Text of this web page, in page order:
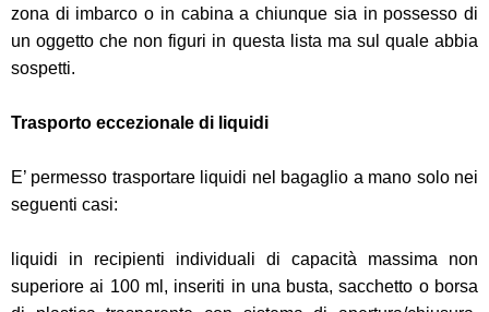
zona di imbarco o in cabina a chiunque sia in possesso di
un oggetto che non figuri in questa lista ma sul quale abbia
sospetti.
Trasporto eccezionale di liquidi
E’ permesso trasportare liquidi nel bagaglio a mano solo nei
seguenti casi:
liquidi in recipienti individuali di capacità massima non
superiore ai 100 ml, inseriti in una busta, sacchetto o borsa